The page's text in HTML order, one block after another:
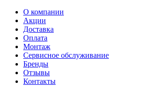
О компании
Акции
Доставка
Оплата
Монтаж
Сервисное обслуживание
Бренды
Отзывы
Контакты